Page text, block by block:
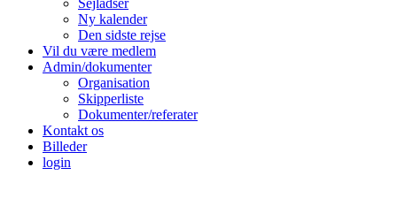
Sejladser
Ny kalender
Den sidste rejse
Vil du være medlem
Admin/dokumenter
Organisation
Skipperliste
Dokumenter/referater
Kontakt os
Billeder
login